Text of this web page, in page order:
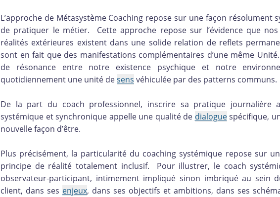
L’approche de Métasystème Coaching repose sur une façon résolument
de pratiquer le métier. Cette approche repose sur l’évidence que
réalités extérieures existent dans une solide relation de reflets
sont en fait que des manifestations complémentaires d’une même
de résonance entre notre existence psychique et notre
quotidiennement une unité desens véhiculée par des patterns communs.
De la part du coach professionnel, inscrire sa pratique journalière
systémique et synchronique appelle une qualité de dialoguespécifique,
nouvelle façon d’être.
Plus précisément, la particularité du coaching systémique repose sur
principe de réalité totalement inclusif. Pour illustrer, le coach
observateur-participant, intimement impliqué sinon imbriqué au sein
client, dans ses enjeux, dans ses objectifs et ambitions, dans ses